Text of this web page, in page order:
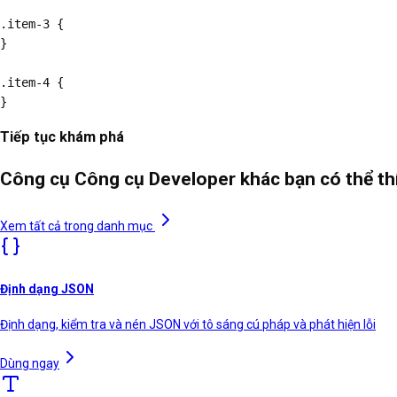
.item-3 {
}
.item-4 {
}
Tiếp tục khám phá
Công cụ Công cụ Developer khác bạn có thể
Xem tất cả trong danh mục
Định dạng JSON
Định dạng, kiểm tra và nén JSON với tô sáng cú pháp và phát hiện lỗi
Dùng ngay